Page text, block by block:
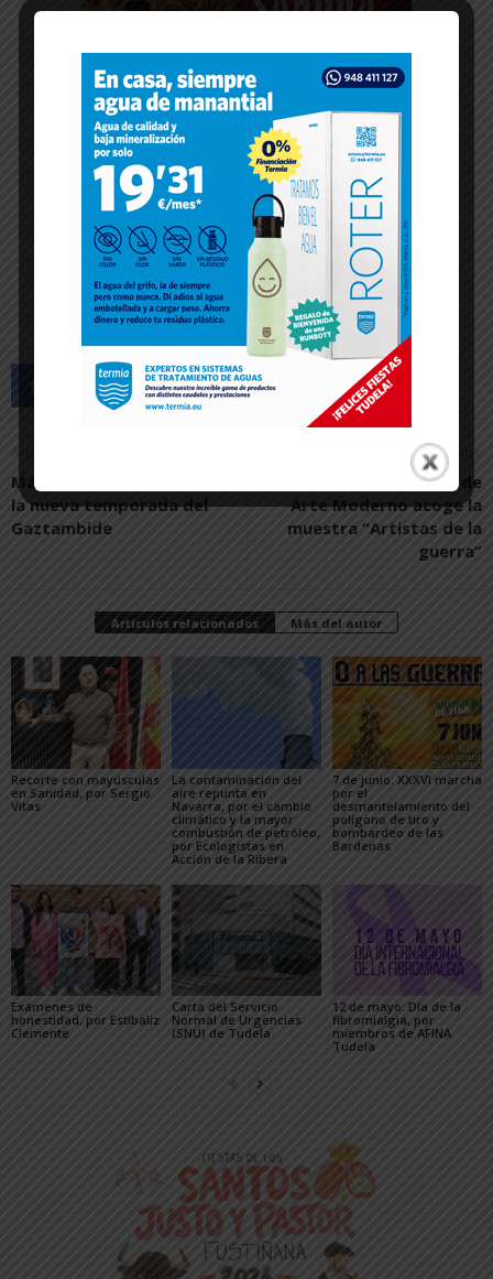
Artículo anterior
Más de 20 espectáculos en
la nueva temporada del
Gaztambide
Artículo siguiente
El Museo Muñoz Sola de
Arte Moderno acoge la
muestra “Artistas de la
guerra”
Artículos relacionados Más del autor
Recorte con mayúsculas
en Sanidad, por Sergio
Vitas
La contaminación del
aire repunta en
Navarra, por el cambio
climático y la mayor
combustión de petróleo,
por Ecologistas en
Acción de la Ribera
7 de junio. XXXVI marcha
por el
desmantelamiento del
polígono de tiro y
bombardeo de las
Bardenas
Exámenes de
honestidad, por Estíbaliz
Clemente
Carta del Servicio
Normal de Urgencias
(SNU) de Tudela
12 de mayo: Día de la
fibromialgia, por
miembros de AFINA
Tudela